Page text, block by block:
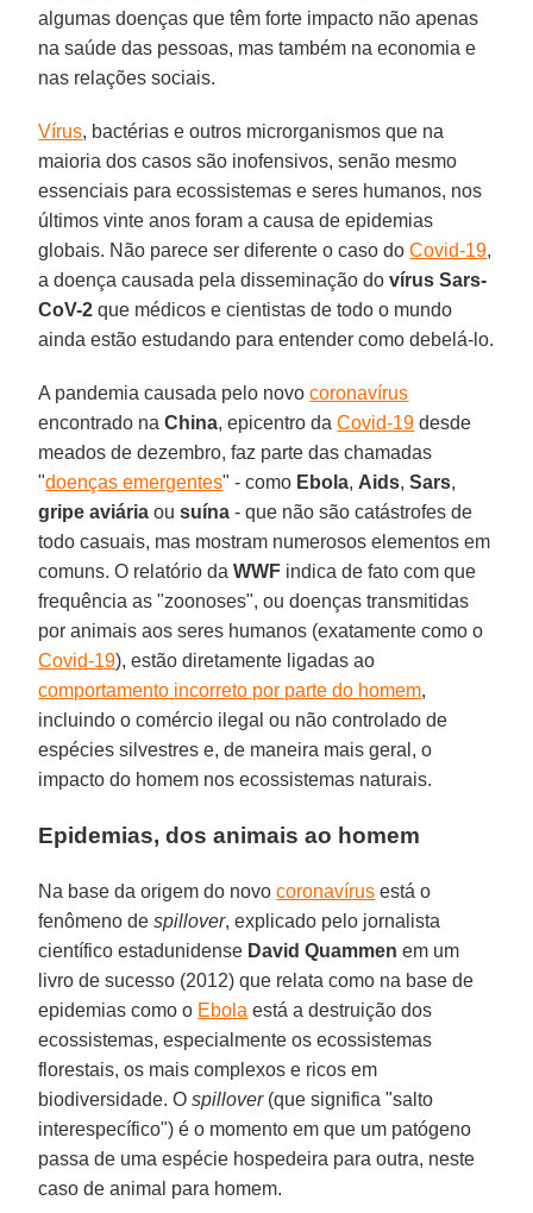
algumas doenças que têm forte impacto não apenas
na saúde das pessoas, mas também na economia e
nas relações sociais.
Vírus, bactérias e outros microrganismos que na
maioria dos casos são inofensivos, senão mesmo
essenciais para ecossistemas e seres humanos, nos
últimos vinte anos foram a causa de epidemias
globais. Não parece ser diferente o caso doCovid-19,
a doença causada pela disseminação dovírus Sars-
CoV-2 que médicos e cientistas de todo o mundo
ainda estão estudando para entender como debelá-lo.
A pandemia causada pelo novocoronavírus
encontrado naChina, epicentro daCovid-19 desde
meados de dezembro, faz parte das chamadas
"doenças emergentes" - como Ebola, Aids,Sars,
gripe aviária ousuína - que não são catástrofes de
todo casuais, mas mostram numerosos elementos em
comuns. O relatório daWWF indica de fato com que
frequência as "zoonoses", ou doenças transmitidas
por animais aos seres humanos (exatamente como o
Covid-19), estão diretamente ligadas ao
comportamento incorreto por parte do homem,
incluindo o comércio ilegal ou não controlado de
espécies silvestres e, de maneira mais geral, o
impacto do homem nos ecossistemas naturais.
Epidemias, dos animais ao homem
Na base da origem do novocoronavírus está o
fenômeno despillover, explicado pelo jornalista
científico estadunidense David Quammen em um
livro de sucesso (2012) que relata como na base de
epidemias como o Ebola está a destruição dos
ecossistemas, especialmente os ecossistemas
florestais, os mais complexos e ricos em
biodiversidade. Ospillover(que significa "salto
interespecífico") é o momento em que um patógeno
passa de uma espécie hospedeira para outra, neste
caso de animal para homem.